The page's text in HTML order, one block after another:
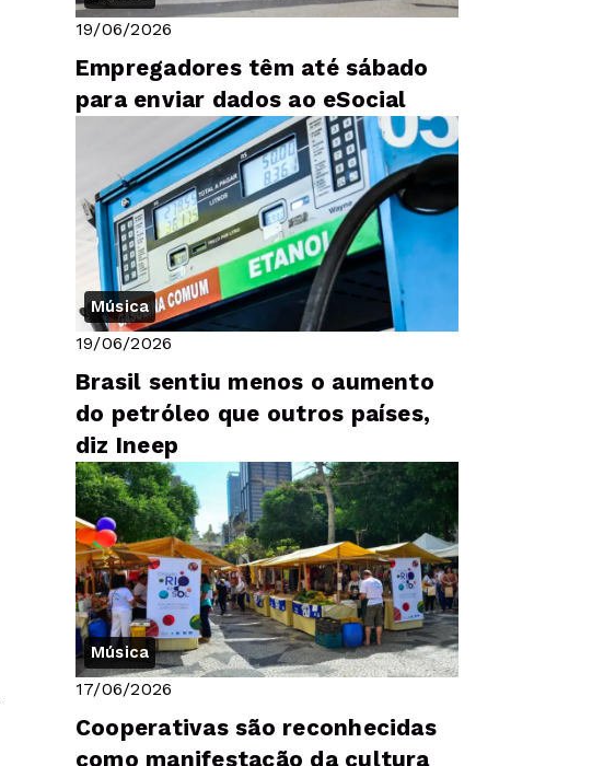
19/06/2026
Empregadores têm até sábado
para enviar dados ao eSocial
Música
19/06/2026
Brasil sentiu menos o aumento
do petróleo que outros países,
diz Ineep
Música
17/06/2026
Cooperativas são reconhecidas
como manifestação da cultura